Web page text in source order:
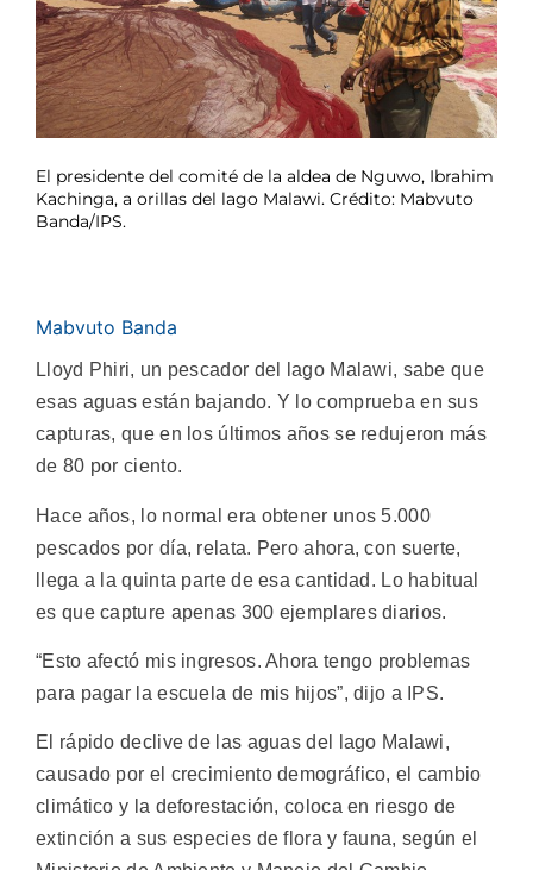
El presidente del comité de la aldea de Nguwo, Ibrahim
Kachinga, a orillas del lago Malawi. Crédito: Mabvuto
Banda/IPS.
Mabvuto Banda
Lloyd Phiri, un pescador del lago Malawi, sabe que
esas aguas están bajando. Y lo comprueba en sus
capturas, que en los últimos años se redujeron más
de 80 por ciento.
Hace años, lo normal era obtener unos 5.000
pescados por día, relata. Pero ahora, con suerte,
llega a la quinta parte de esa cantidad. Lo habitual
es que capture apenas 300 ejemplares diarios.
“Esto afectó mis ingresos. Ahora tengo problemas
para pagar la escuela de mis hijos”, dijo a IPS.
El rápido declive de las aguas del lago Malawi,
causado por el crecimiento demográfico, el cambio
climático y la deforestación, coloca en riesgo de
extinción a sus especies de flora y fauna, según el